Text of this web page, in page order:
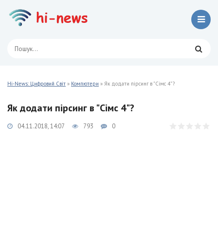
Hi-News: Цифровий Світ » Компютери » Як додати пірсинг в "Сімс 4"?
Як додати пірсинг в "Сімс 4"?
04.11.2018, 14:07 793 0